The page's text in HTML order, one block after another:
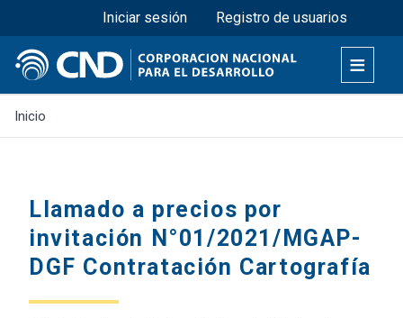
Pasar
al
contenido
principal
Menú superior
Iniciar sesión Registro de usuarios
Inicio
Llamado a precios por
invitación N°01/2021/MGAP-
DGF Contratación Cartografía